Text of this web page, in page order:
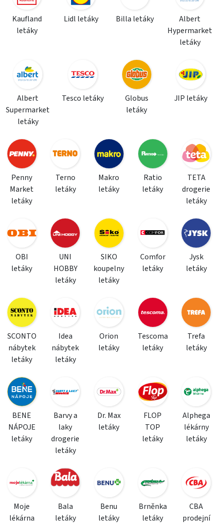
Kaufland
letáky
Lidl letáky Billa letáky
Albert
Hypermarket
letáky
Albert
Supermarket
letáky
Tesco letáky
Globus
letáky
JIP letáky
Penny
Market
letáky
Terno
letáky
Makro
letáky
Ratio
letáky
TETA
drogerie
letáky
OBI
letáky
UNI
HOBBY
letáky
SIKO
koupelny
letáky
Comfor
letáky
Jysk
letáky
SCONTO
nábytek
letáky
Idea
nábytek
letáky
Orion
letáky
Tescoma
letáky
Trefa
letáky
BENE
NÁPOJE
letáky
Barvy a
laky
drogerie
letáky
Dr. Max
letáky
FLOP
TOP
letáky
Alphega
lékárny
letáky
Moje
lékárna
Bala
letáky
Benu
letáky
Brněnka
letáky
CBA
prodejní